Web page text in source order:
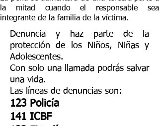
la mitad cuando el responsable sea
integrante de la familia de la víctima.
Denuncia y haz parte de la
protección de los Niños, Niñas y
Adolescentes.
Con solo una llamada podrás salvar
una vida.
Las líneas de denuncias son:
123 Policía
141 ICBF